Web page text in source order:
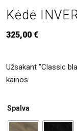
Kėdė
325,00 €
Užsakant "Classic
kainos
Spalva